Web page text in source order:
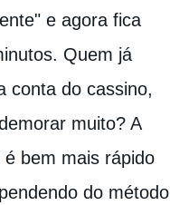
e agora fica
Quem já
conta do cassino,
muito? A
bem mais rápido
do método